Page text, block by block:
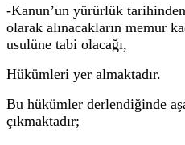
-Kanun’un yürürlük
olarak alınacakların memur
usulüne tabi olacağı,
Hükümleri yer almaktadır.
Bu hükümler derlendiğinde
çıkmaktadır;